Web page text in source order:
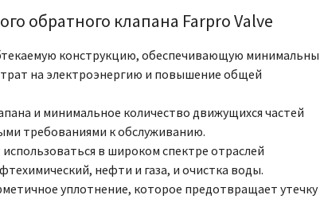
обратного клапана Farpro Valve
конструкцию, обеспечивающую
на электроэнергию и повышение общей
и минимальное количество движущихся частей
требованиями к обслуживанию.
в широком спектре отраслей
нефти и газа, и очистка воды.
уплотнение, которое предотвращает утечку